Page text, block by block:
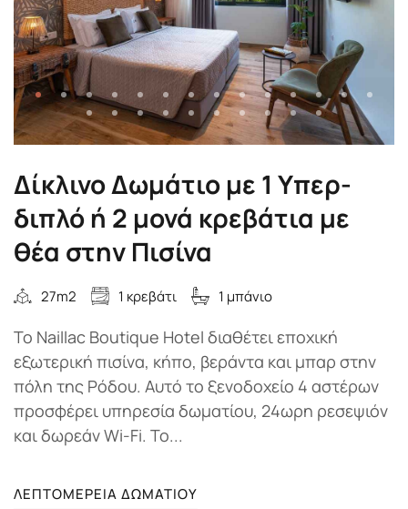
Δίκλινο Δωμάτιο με 1 Υπερ-
διπλό ή 2 μονά κρεβάτια με
θέα στην Πισίνα
27m2 1 κρεβάτι 1 μπάνιο
Το Naillac Boutique Hotel διαθέτει εποχική
εξωτερική πισίνα, κήπο, βεράντα και μπαρ στην
πόλη της Ρόδου. Αυτό το ξενοδοχείο 4 αστέρων
προσφέρει υπηρεσία δωματίου, 24ωρη ρεσεψιόν
και δωρεάν Wi-Fi. Το...
ΛΕΠΤΟΜΈΡΕΙΑ ΔΩΜΑΤΊΟΥ